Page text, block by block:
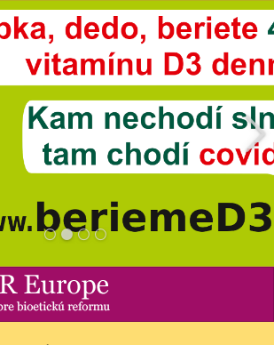
1 2 3
CBR 2%
Vašich daní
bioetickú